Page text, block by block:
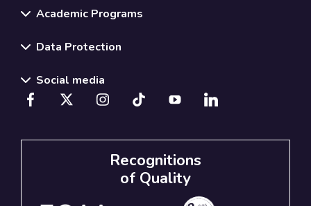
Academic Programs
Data Protection
Social media
Recognitions
of Quality